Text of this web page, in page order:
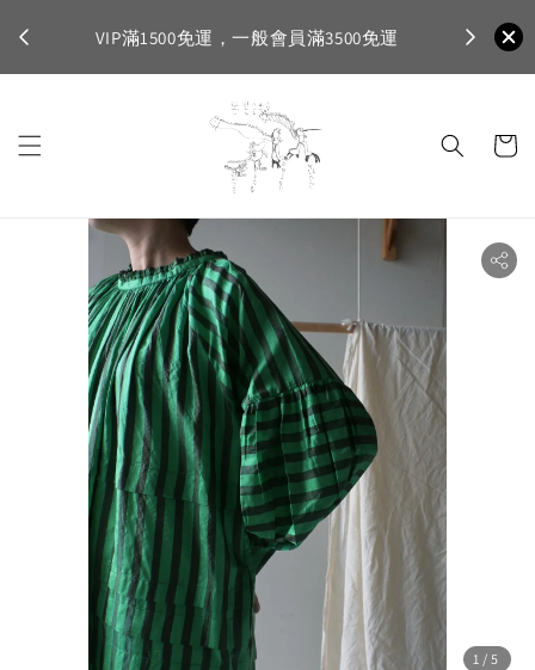
VIP滿1500免運，一般會員滿3500免運
首購登入
1 /5